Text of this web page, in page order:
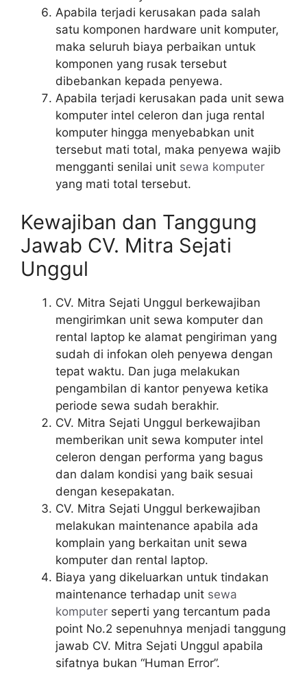
Apabila terjadi kerusakan pada salah
satu komponen hardware unit komputer,
maka seluruh biaya perbaikan untuk
komponen yang rusak tersebut
dibebankan kepada penyewa.
Apabila terjadi kerusakan pada unit sewa
komputer intel celeron dan juga rental
komputer hingga menyebabkan unit
tersebut mati total, maka penyewa wajib
mengganti senilai unit sewa komputer
yang mati total tersebut.
Kewajiban dan Tanggung
Jawab CV. Mitra Sejati
Unggul
CV. Mitra Sejati Unggul berkewajiban
mengirimkan unit sewa komputer dan
rental laptop ke alamat pengiriman yang
sudah di infokan oleh penyewa dengan
tepat waktu. Dan juga melakukan
pengambilan di kantor penyewa ketika
periode sewa sudah berakhir.
CV. Mitra Sejati Unggul berkewajiban
memberikan unit sewa komputer intel
celeron dengan performa yang bagus
dan dalam kondisi yang baik sesuai
dengan kesepakatan.
CV. Mitra Sejati Unggul berkewajiban
melakukan maintenance apabila ada
komplain yang berkaitan unit sewa
komputer dan rental laptop.
Biaya yang dikeluarkan untuk tindakan
maintenance terhadap unit sewa
komputer seperti yang tercantum pada
point No.2 sepenuhnya menjadi tanggung
jawab CV. Mitra Sejati Unggul apabila
sifatnya bukan “Human Error”.